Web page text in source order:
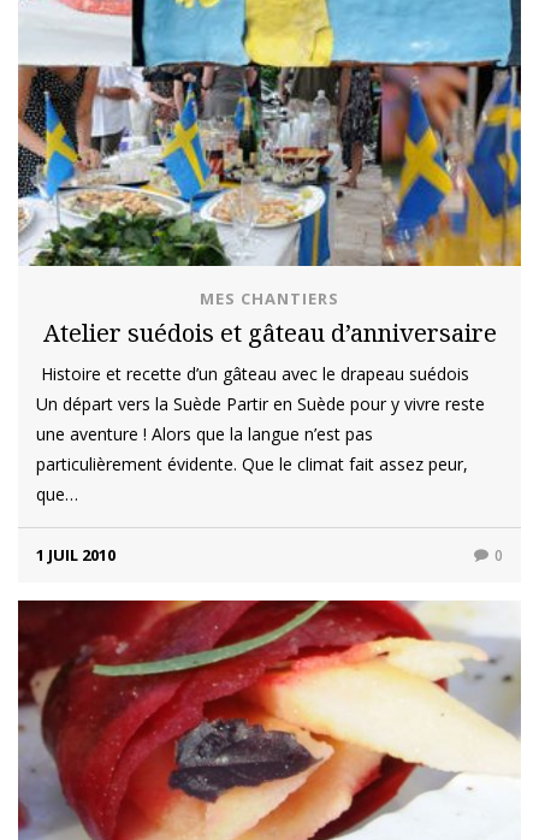
MES CHANTIERS
Atelier suédois et gâteau d’anniversaire
Histoire et recette d’un gâteau avec le drapeau suédois
Un départ vers la Suède Partir en Suède pour y vivre reste
une aventure ! Alors que la langue n’est pas
particulièrement évidente. Que le climat fait assez peur,
que…
1 JUIL 2010 0